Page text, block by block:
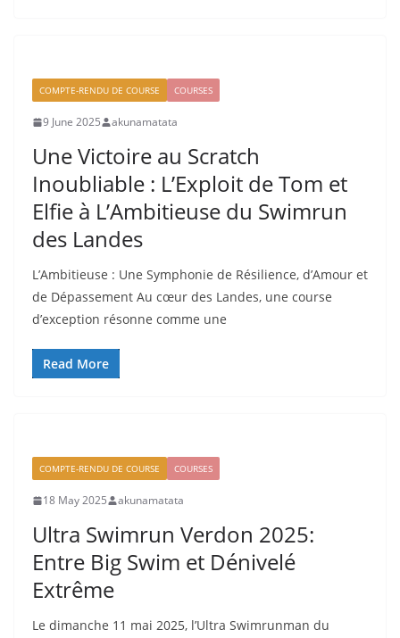
COMPTE-RENDU DE COURSE COURSES
9 June 2025 akunamatata
Une Victoire au Scratch
Inoubliable : L’Exploit de Tom et
Elfie à L’Ambitieuse du Swimrun
des Landes
L’Ambitieuse : Une Symphonie de Résilience, d’Amour et
de Dépassement Au cœur des Landes, une course
d’exception résonne comme une
Read More
COMPTE-RENDU DE COURSE COURSES
18 May 2025 akunamatata
Ultra Swimrun Verdon 2025:
Entre Big Swim et Dénivelé
Extrême
Le dimanche 11 mai 2025, l’Ultra Swimrunman du